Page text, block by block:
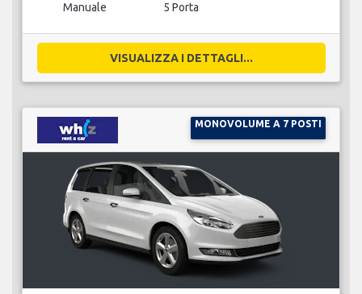
Manuale 5 Porta
VISUALIZZA I DETTAGLI...
MONOVOLUME A 7 POSTI